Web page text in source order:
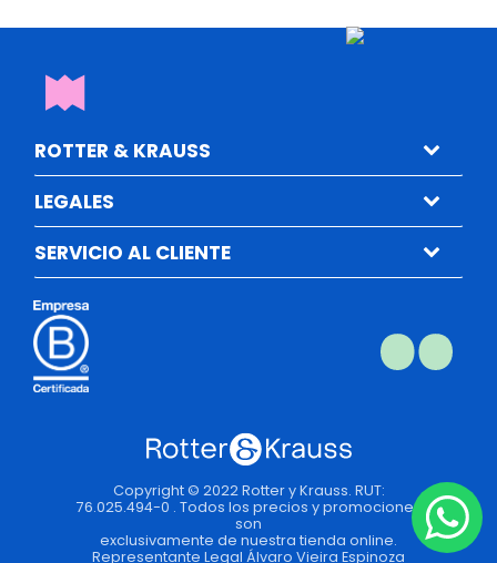
ROTTER & KRAUSS
LEGALES
SERVICIO AL CLIENTE
Copyright © 2022 Rotter y Krauss. RUT:
76.025.494-0 . Todos los precios y promociones
son
exclusivamente de nuestra tienda online.
Representante Legal Álvaro Vieira Espinoza